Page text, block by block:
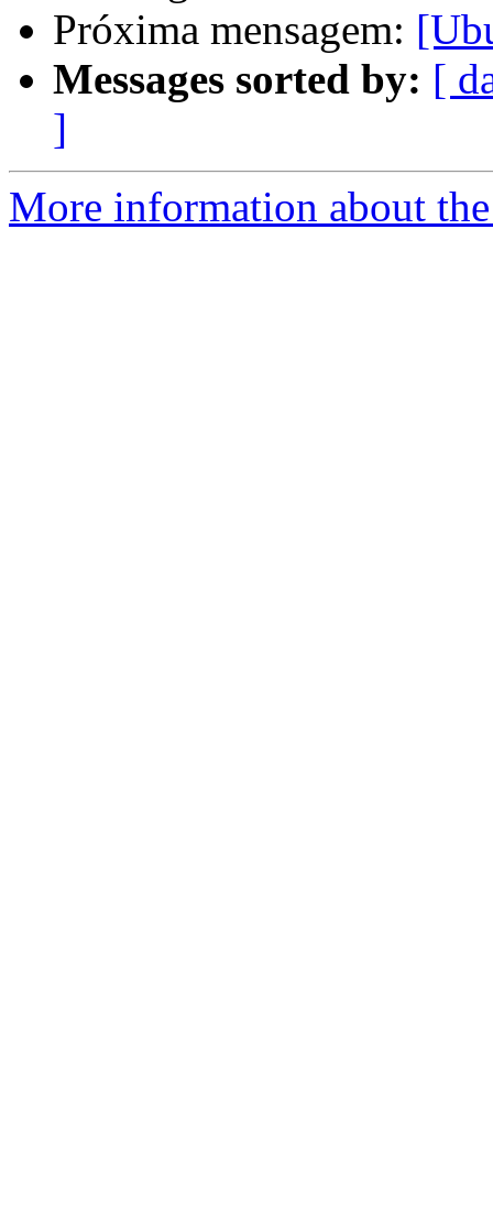
Próxima mensagem:
Messages sorted by: [
]
More information about